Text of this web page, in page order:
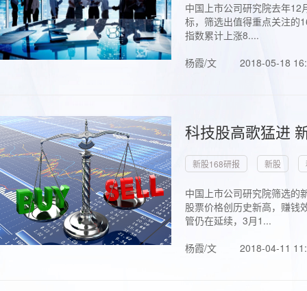
中国上市公司研究院去年
标，筛选出值得重点关注的
指数累计上涨8....
杨霞/文
2018-05-18
科技股高歌猛进
新股168研报 新股
中国上市公司研究院筛选的
股票价格创历史新高，赚钱
管仍在延续，3月1...
杨霞/文
2018-04-11